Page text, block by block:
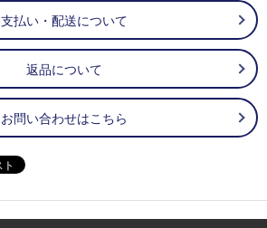
支払い・配送について
返品について
お問い合わせはこちら